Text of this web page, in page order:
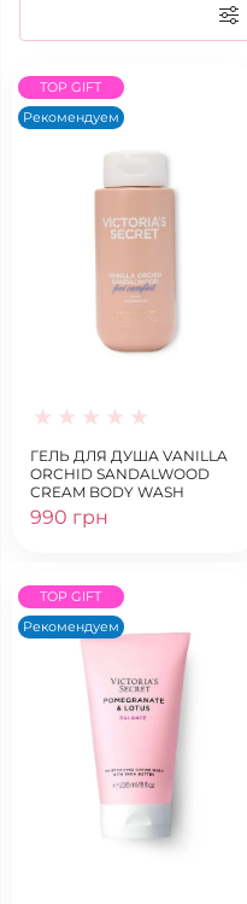
TOP GIFT
Рекомендуем
ГЕЛЬ ДЛЯ ДУША VANILLA
ORCHID SANDALWOOD
CREAM BODY WASH
990 грн
TOP GIFT
Рекомендуем